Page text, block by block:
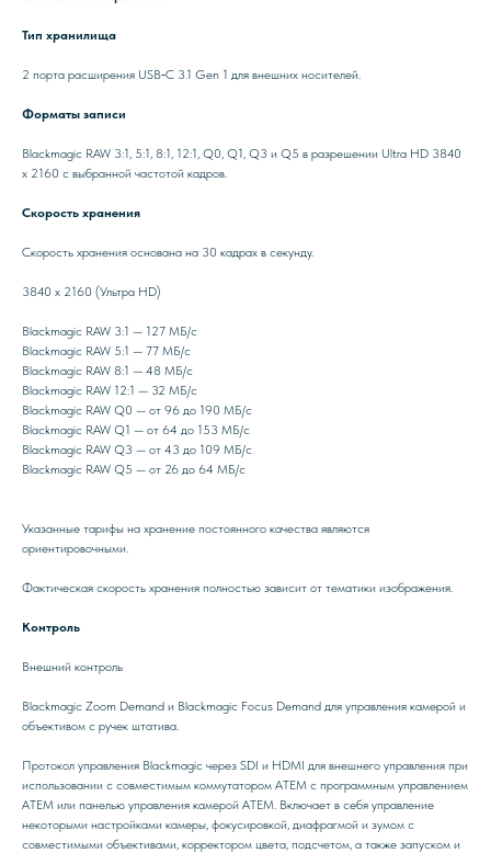
Тип хранилища
2 порта расширения USB‑C 3.1 Gen 1 для внешних носителей.
Форматы записи
Blackmagic RAW 3:1, 5:1, 8:1, 12:1, Q0, Q1, Q3 и Q5 в разрешении Ultra HD 3840
x 2160 с выбранной частотой кадров.
Скорость хранения
Скорость хранения основана на 30 кадрах в секунду.
3840 x 2160 (Ультра HD)
Blackmagic RAW 3:1 — 127 МБ/с
Blackmagic RAW 5:1 — 77 МБ/с
Blackmagic RAW 8:1 — 48 МБ/с
Blackmagic RAW 12:1 — 32 МБ/с
Blackmagic RAW Q0 — от 96 до 190 МБ/с
Blackmagic RAW Q1 — от 64 до 153 МБ/с
Blackmagic RAW Q3 — от 43 до 109 МБ/с
Blackmagic RAW Q5 — от 26 до 64 МБ/с
Указанные тарифы на хранение постоянного качества являются
ориентировочными.
Фактическая скорость хранения полностью зависит от тематики изображения.
Контроль
Внешний контроль
Blackmagic Zoom Demand и Blackmagic Focus Demand для управления камерой и
объективом с ручек штатива.
Протокол управления Blackmagic через SDI и HDMI для внешнего управления при
использовании с совместимым коммутатором ATEM с программным управлением
ATEM или панелью управления камерой ATEM. Включает в себя управление
некоторыми настройками камеры, фокусировкой, диафрагмой и зумом с
совместимыми объективами, корректором цвета, подсчетом, а также запуском и